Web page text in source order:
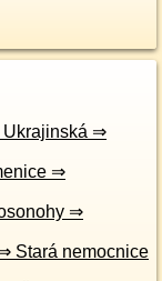
⇒
⇒
⇒
Stará nemocnice